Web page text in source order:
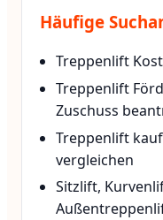
Häufige
Treppenlift
Treppenlift
Zuschuss
Treppenlift
vergleichen
Sitzlift,